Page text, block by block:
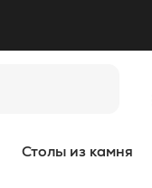
Столы из камня